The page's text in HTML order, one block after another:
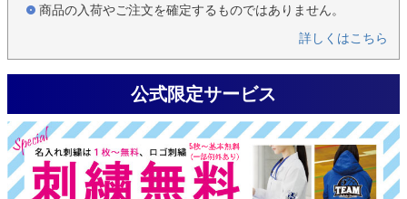
商品の入荷やご注文を確定するものではありません。
詳しくはこちら
公式限定サービス